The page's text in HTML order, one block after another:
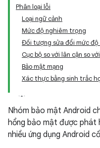
Phân loại lỗi
Loại ngữ cảnh
Mức độ nghiêm trọng
Đối tượng sửa đổi mức
Cục bộ so với lân cận so
Bảo mật mạng
Xác thực bằng sinh trắc
Nhóm bảo mật Android
hổng bảo mật được phát
nhiều ứng dụng Android